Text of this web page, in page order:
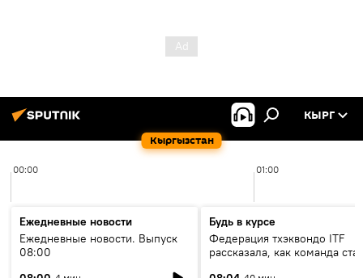
Кыргызстан
КЫРГ
00:00 01:00
Ежедневные новости
Ежедневные новости. Выпуск
08:00
Будь в курсе
Федерация тхэквондо ITF
рассказала, как команда